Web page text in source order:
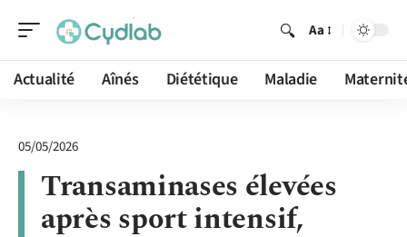
Aa
Actualité Aînés Diététique Maladie
05/05/2026
Transaminases élevées
après sport intensif,